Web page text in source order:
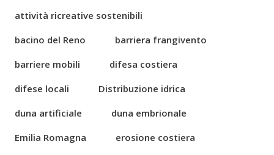
attività ricreative sostenibili
bacino del Reno
barriera frangivento
barriere mobili
difesa costiera
difese locali
Distribuzione idrica
duna artificiale
duna embrionale
Emilia Romagna
erosione costiera